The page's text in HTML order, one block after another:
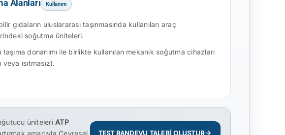
Alanları Kullanım
gıdaların uluslararası taşınmasında kullanılan araç
soğutma üniteleri.
taşıma donanımı ile birlikte kullanılan mekanik soğutma cihazları
veya ısıtmasız).
üniteleriATP
amacıyla Çevresel,
TEST RANDEVU TALEBİ OLUŞTUR